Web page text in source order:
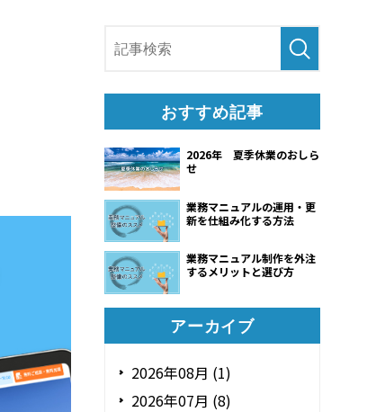
おすすめ記事
2026年 夏季休業のおしら
せ
業務マニュアルの運用・更
新を仕組み化する方法
業務マニュアル制作を外注
するメリットと選び方
アーカイブ
2026年08月 (1)
2026年07月 (8)